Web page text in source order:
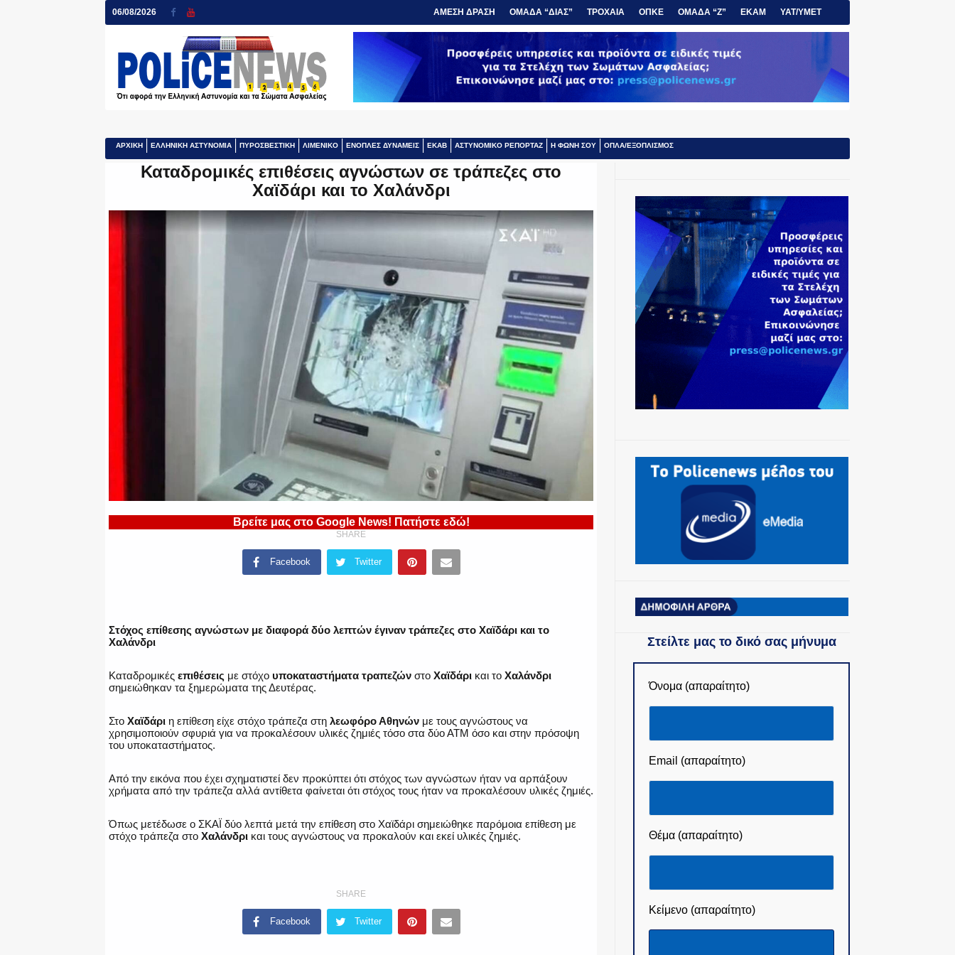
06/08/2026 ΑΜΕΣΗ ΔΡΑΣΗ ΟΜΑΔΑ “ΔΙΑΣ” ΤΡΟΧΑΙΑ ΟΠΚΕ ΟΜΑΔΑ “Ζ” ΕΚΑΜ ΥΑΤ/ΥΜΕΤ
ΑΡΧΙΚΗ ΕΛΛΗΝΙΚΗ ΑΣΤΥΝΟΜΙΑ ΠΥΡΟΣΒΕΣΤΙΚΗ ΛΙΜΕΝΙΚΟ ΕΝΟΠΛΕΣ ΔΥΝΑΜΕΙΣ ΕΚΑΒ ΑΣΤΥΝΟΜΙΚΟ ΡΕΠΟΡΤΑΖ Η ΦΩΝΗ ΣΟΥ ΟΠΛΑ/ΕΞΟΠΛΙΣΜΟΣ
Καταδρομικές επιθέσεις αγνώστων σε τράπεζες στο
Χαϊδάρι και το Χαλάνδρι
Βρείτε μας στο Google News! Πατήστε εδώ!
SHARE
Facebook Twitter
Στόχος επίθεσης αγνώστων με διαφορά δύο λεπτών έγιναν τράπεζες στο Χαϊδάρι και το
Χαλάνδρι
Καταδρομικές επιθέσεις με στόχο υποκαταστήματα τραπεζών στο Χαϊδάρι και το Χαλάνδρι
σημειώθηκαν τα ξημερώματα της Δευτέρας.
Στο Χαϊδάρι η επίθεση είχε στόχο τράπεζα στη λεωφόρο Αθηνών με τους αγνώστους να
χρησιμοποιούν σφυριά για να προκαλέσουν υλικές ζημιές τόσο στα δύο ΑΤΜ όσο και στην πρόσοψη
του υποκαταστήματος.
Από την εικόνα που έχει σχηματιστεί δεν προκύπτει ότι στόχος των αγνώστων ήταν να αρπάξουν
χρήματα από την τράπεζα αλλά αντίθετα φαίνεται ότι στόχος τους ήταν να προκαλέσουν υλικές ζημιές.
Όπως μετέδωσε ο ΣΚΑΪ δύο λεπτά μετά την επίθεση στο Χαϊδάρι σημειώθηκε παρόμοια επίθεση με
στόχο τράπεζα στο Χαλάνδρι και τους αγνώστους να προκαλούν και εκεί υλικές ζημιές.
SHARE
Facebook Twitter
Στείλτε μας το δικό σας μήνυμα
Όνομα (απαραίτητο)
Email (απαραίτητο)
Θέμα (απαραίτητο)
Κείμενο (απαραίτητο)